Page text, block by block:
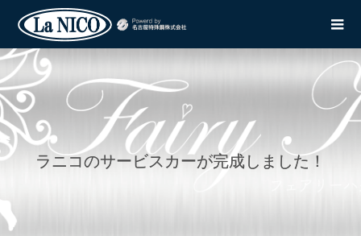
ラニコのサービスカーが完成しました！